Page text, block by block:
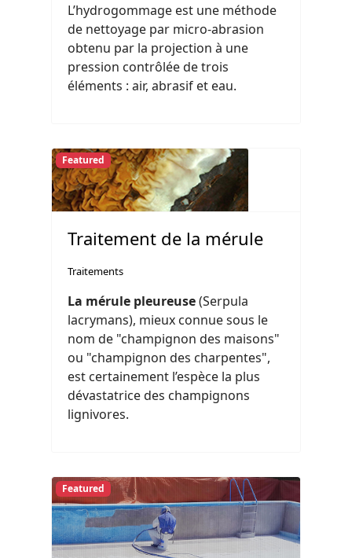
L’hydrogommage est une méthode
de nettoyage par micro-abrasion
obtenu par la projection à une
pression contrôlée de trois
éléments : air, abrasif et eau.
Featured
Traitement de la mérule
Traitements
La mérule pleureuse(Serpula
lacrymans), mieux connue sous le
nom de "champignon des maisons"
ou "champignon des charpentes",
est certainement l’espèce la plus
dévastatrice des champignons
lignivores.
Featured